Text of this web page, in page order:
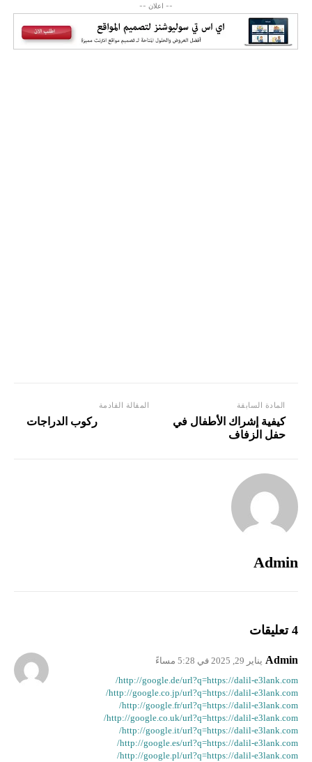
-- اعلان --
المادة السابقة
كيفية إشراك الأطفال في
حفل الزفاف
المقالة القادمة
ركوب الدراجات
Admin
4 تعليقات
Admin يناير 29, 2025 في 5:28 مساءً
http://google.de/url?q=https://dalil-e3lank.com/
http://google.co.jp/url?q=https://dalil-e3lank.com/
http://google.fr/url?q=https://dalil-e3lank.com/
http://google.co.uk/url?q=https://dalil-e3lank.com/
http://google.it/url?q=https://dalil-e3lank.com/
http://google.es/url?q=https://dalil-e3lank.com/
http://google.pl/url?q=https://dalil-e3lank.com/